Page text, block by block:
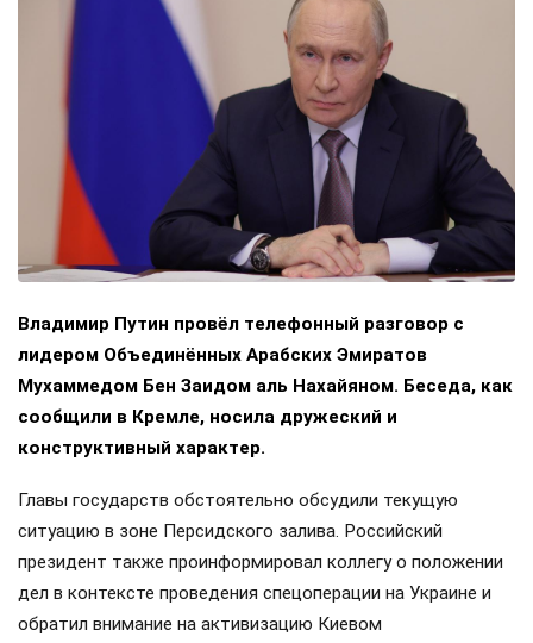
Владимир Путин провёл телефонный разговор с
лидером Объединённых Арабских Эмиратов
Мухаммедом Бен Заидом аль Нахайяном. Беседа, как
сообщили в Кремле, носила дружеский и
конструктивный характер.
Главы государств обстоятельно обсудили текущую
ситуацию в зоне Персидского залива. Российский
президент также проинформировал коллегу о положении
дел в контексте проведения спецоперации на Украине и
обратил внимание на активизацию Киевом